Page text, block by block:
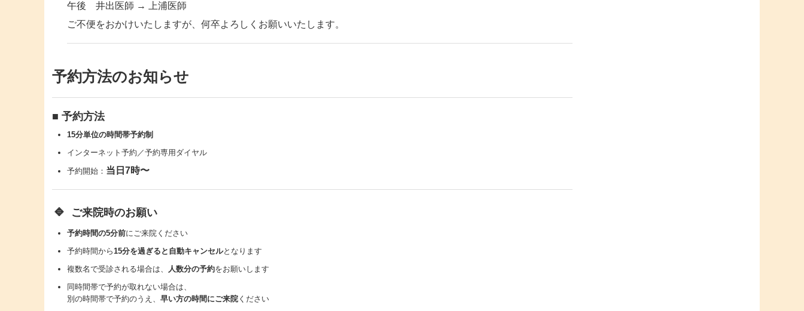
午後 井出医師 → 上浦医師
ご不便をおかけいたしますが、何卒よろしくお願いいたします。
予約方法のお知らせ
■ 予約方法
15分単位の時間帯予約制
インターネット予約／予約専用ダイヤル
予約開始： 当日7時〜
🔹 ご来院時のお願い
予約時間の5分前にご来院ください
予約時間から15分を過ぎると自動キャンセルとなります
複数名で受診される場合は、 人数分の予約をお願いします
同時間帯で予約が取れない場合は、
別の時間帯で予約のうえ、 早い方の時間にご来院 ください